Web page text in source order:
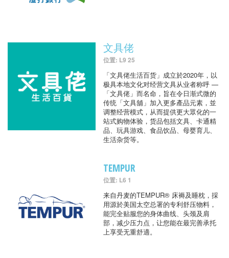
文具佬
位置: L9 25
「文具佬生活百货」成立於2020年，以
极具本地文化对经营文具从业者称呼 —
「文具佬」而名命，旨在令日渐式微的
传统「文具舖」加入更多產品元素，並
调整经营模式，从而提供更大眾化的一
站式购物体验，货品包括文具、卡通精
品、玩具游戏、食品饮品、母婴育儿、
生活杂货等。
TEMPUR
位置: L6 1
来自丹麦的TEMPUR® 床褥及睡枕，採
用源於美国太空总署的专利舒压物料，
能完全贴服您的身体曲线、头颈及肩
部，减少压力点，让您能在最完善承托
上享受无重舒適。